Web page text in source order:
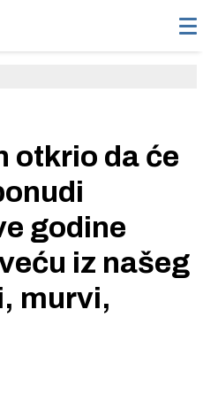
otkrio da će
godine
iz našeg
murvi,